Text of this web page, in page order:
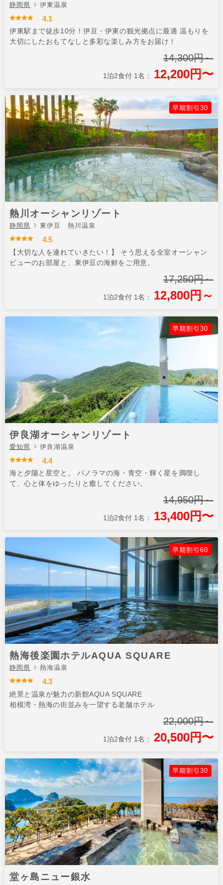
静岡県 伊東温泉
4.1
伊東駅まで徒歩10分！伊豆・伊東の観光拠点に最適 温もりを
大切にしたおもてなしと多彩な楽しみ方をお届け！
14,300円～
1泊2食付 1名： 12,200円〜
早期割引30
熱川オーシャンリゾート
静岡県 東伊豆 熱川温泉
4.5
【大切な人を連れていきたい！】 そう思える全室オーシャン
ビューのお部屋と、東伊豆の海鮮をご用意。
17,250円～
1泊2食付 1名： 12,800円～
早期割引30
伊良湖オーシャンリゾート
愛知県 伊良湖温泉
4.4
海と夕陽と星空と。 パノラマの海・青空・輝く星を満喫し
て、心と体をゆったりと癒してください。
14,950円～
1泊2食付 1名： 13,400円〜
早期割引60
熱海後楽園ホテルAQUA SQUARE
静岡県 熱海温泉
4.3
絶景と温泉が魅力の新館AQUA SQUARE
相模湾・熱海の街並みを一望する老舗ホテル
22,000円～
1泊2食付 1名： 20,500円〜
早期割引30
堂ヶ島ニュー銀水